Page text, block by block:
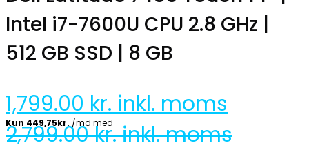
Intel i7-7600U CPU 2.8 GHz |
512 GB SSD | 8 GB
1,799.00 kr. inkl. moms
2,799.00kr. inkl. moms